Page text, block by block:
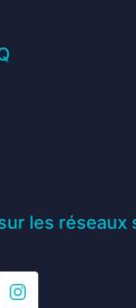
les réseaux